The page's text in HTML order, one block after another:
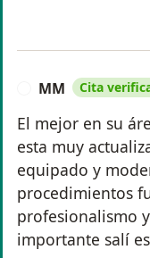
MM Cita
El mejor en su
esta muy
equipado y
procedimientos
profesionalismo
importante salí